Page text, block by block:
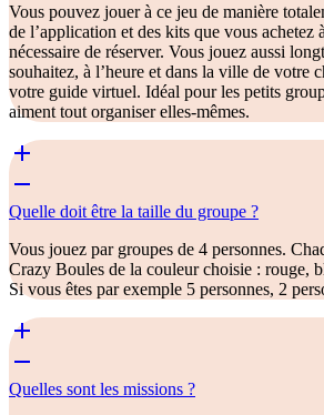
Vous pouvez jouer à ce jeu de manière
de l’application et des kits que vous achetez
nécessaire de réserver. Vous jouez aussi
souhaitez, à l’heure et dans la ville de votre
votre guide virtuel. Idéal pour les petits
aiment tout organiser elles-mêmes.
Quelle doit être la taille du groupe ?
Vous jouez par groupes de 4 personnes.
Crazy Boules de la couleur choisie : rouge,
Si vous êtes par exemple 5 personnes, 2
Quelles sont les missions ?